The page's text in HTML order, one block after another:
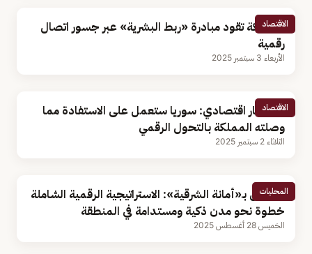
الاقتصاد
المملكة تقود مبادرة «ربط البشرية» عبر جسور اتصال
رقمية
الأربعاء 3 سبتمبر 2025
الاقتصاد
مستشار اقتصادي: سوريا ستعمل على الاستفادة مما
وصلته المملكة بالتحول الرقمي
الثلاثاء 2 سبتمبر 2025
المحليات
مسؤول بـ«أمانة الشرقية»: الاستراتيجية الرقمية الشاملة
خطوة نحو مدن ذكية ومستدامة في المنطقة
الخميس 28 أغسطس 2025